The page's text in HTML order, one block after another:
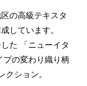
の高級テキスタ
しています。
た 「ニューイタ
プの変わり織り柄
クション。